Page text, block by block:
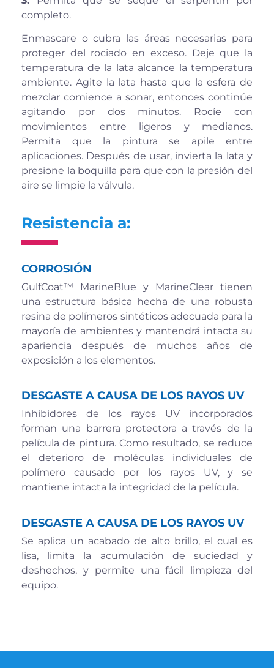
completo.
Enmascare o cubra las áreas necesarias para
proteger del rociado en exceso. Deje que la
temperatura de la lata alcance la temperatura
ambiente. Agite la lata hasta que la esfera de
mezclar comience a sonar, entonces continúe
agitando por dos minutos. Rocíe con
movimientos entre ligeros y medianos.
Permita que la pintura se apile entre
aplicaciones. Después de usar, invierta la lata y
presione la boquilla para que con la presión del
aire se limpie la válvula.
Resistencia a:
CORROSIÓN
GulfCoat™ MarineBlue y MarineClear tienen
una estructura básica hecha de una robusta
resina de polímeros sintéticos adecuada para la
mayoría de ambientes y mantendrá intacta su
apariencia después de muchos años de
exposición a los elementos.
DESGASTE A CAUSA DE LOS RAYOS UV
Inhibidores de los rayos UV incorporados
forman una barrera protectora a través de la
película de pintura. Como resultado, se reduce
el deterioro de moléculas individuales de
polímero causado por los rayos UV, y se
mantiene intacta la integridad de la película.
DESGASTE A CAUSA DE LOS RAYOS UV
Se aplica un acabado de alto brillo, el cual es
lisa, limita la acumulación de suciedad y
deshechos, y permite una fácil limpieza del
equipo.